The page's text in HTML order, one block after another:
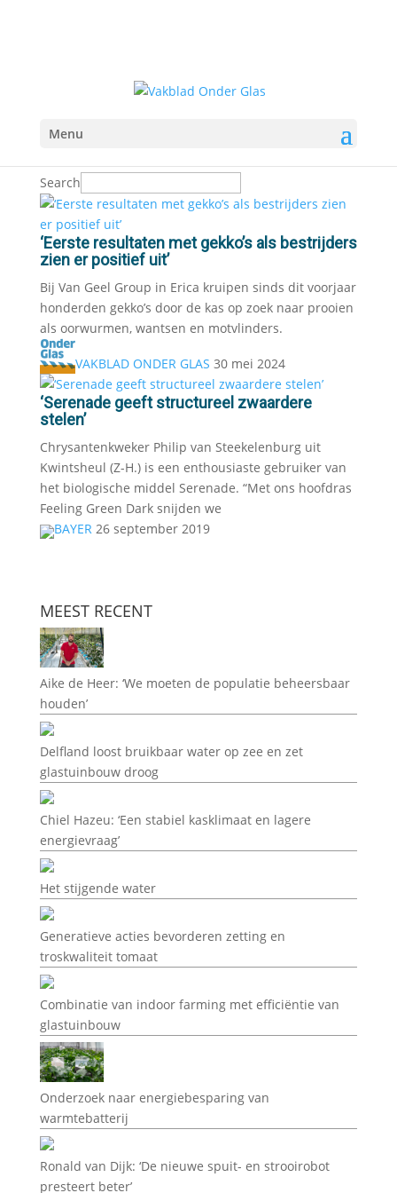
Menu
Search
‘Eerste resultaten met gekko’s als bestrijders
zien er positief uit’
Bij Van Geel Group in Erica kruipen sinds dit voorjaar
honderden gekko’s door de kas op zoek naar prooien
als oorwurmen, wantsen en motvlinders.
VAKBLAD ONDER GLAS 30 mei 2024
‘Serenade geeft structureel zwaardere
stelen’
Chrysantenkweker Philip van Steekelenburg uit
Kwintsheul (Z-H.) is een enthousiaste gebruiker van
het biologische middel Serenade. “Met ons hoofdras
Feeling Green Dark snijden we
BAYER 26 september 2019
MEEST RECENT
Aike de Heer: ‘We moeten de populatie beheersbaar
houden’
Delfland loost bruikbaar water op zee en zet
glastuinbouw droog
Chiel Hazeu: ‘Een stabiel kasklimaat en lagere
energievraag’
Het stijgende water
Generatieve acties bevorderen zetting en
troskwaliteit tomaat
Combinatie van indoor farming met efficiëntie van
glastuinbouw
Onderzoek naar energiebesparing van
warmtebatterij
Ronald van Dijk: ‘De nieuwe spuit- en strooirobot
presteert beter’